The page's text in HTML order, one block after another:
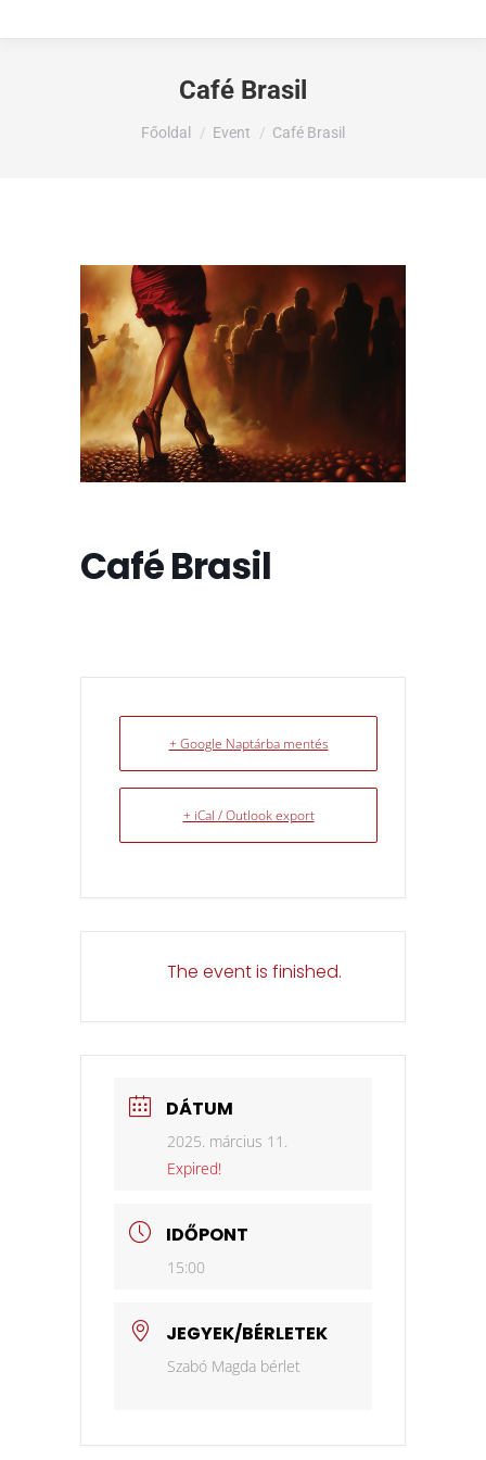
Café Brasil
Ön itt van:
Főoldal Event Café Brasil
Café Brasil
+ Google Naptárba mentés
+ iCal / Outlook export
The event is finished.
DÁTUM
2025. március 11.
Expired!
IDŐPONT
15:00
JEGYEK/BÉRLETEK
Szabó Magda bérlet